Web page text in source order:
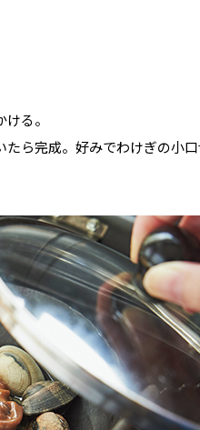
る。
ら完成。好みでわけぎの小